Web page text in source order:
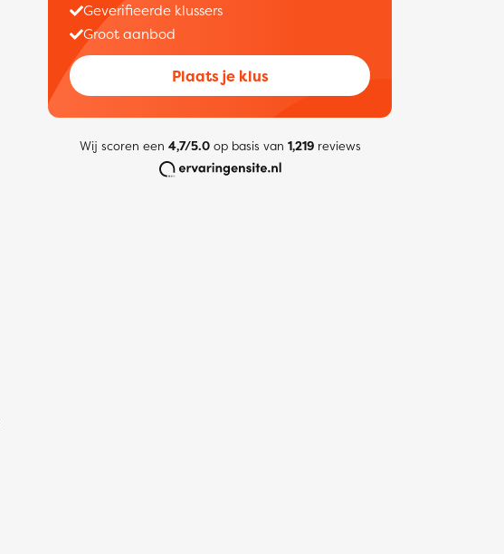
Geverifieerde klussers
Groot aanbod
Plaats je klus
Wij scoren een 4,7/5.0op basis van 1,219reviews